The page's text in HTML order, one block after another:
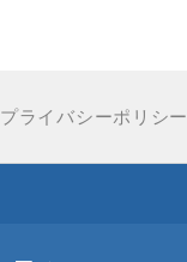
プライバシーポリシー